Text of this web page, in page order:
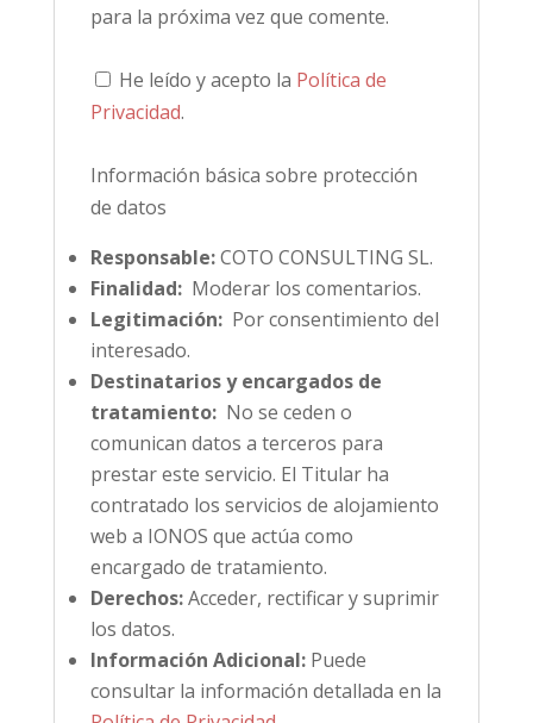
para la próxima vez que comente.
He leído y acepto la Política de
Privacidad.
Información básica sobre protección
de datos
Responsable:COTO CONSULTING SL.
Finalidad:Moderar los comentarios.
Legitimación:Por consentimiento del
interesado.
Destinatarios y encargados de
tratamiento:No se ceden o
comunican datos a terceros para
prestar este servicio. El Titular ha
contratado los servicios de alojamiento
web a IONOS que actúa como
encargado de tratamiento.
Derechos:Acceder, rectificar y suprimir
los datos.
Información Adicional:Puede
consultar la información detallada en la